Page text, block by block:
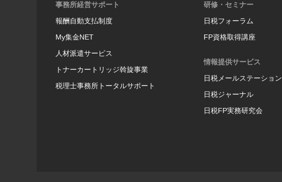
事務所経営サポート
報酬自動支払制度
My集金NET
人材派遣サービス
トナーカートリッジ斡旋事業
税理士事務所トータルサポート
研修・セミナー
日税フォーラム
FP資格取得講座
情報提供サービス
日税メールステーション
日税ジャーナル
日税FP実務研究会